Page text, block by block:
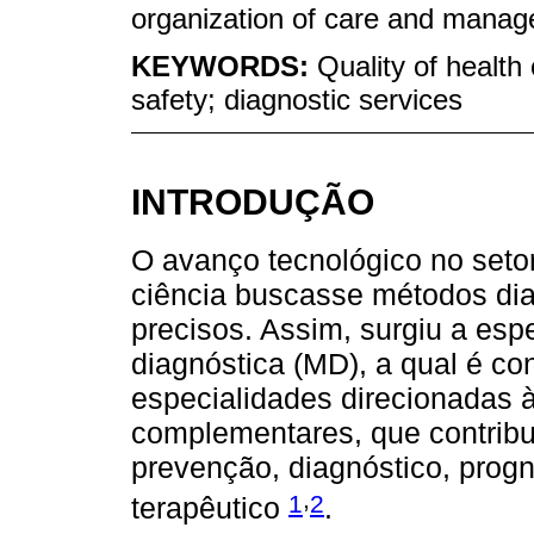
organization of care and
KEYWORDS: Quality of health
safety; diagnostic services
INTRODUÇÃO
O avanço tecnológico no
ciência buscasse métodos
precisos. Assim, surgiu a
diagnóstica (MD), a qual é
especialidades direcionadas
complementares, que
prevenção, diagnóstico,
terapêutico 1 2.